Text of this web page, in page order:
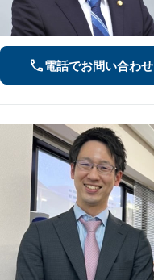
電話でお問い合わせ